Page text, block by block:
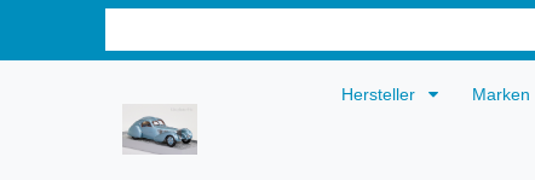
Hersteller Marken